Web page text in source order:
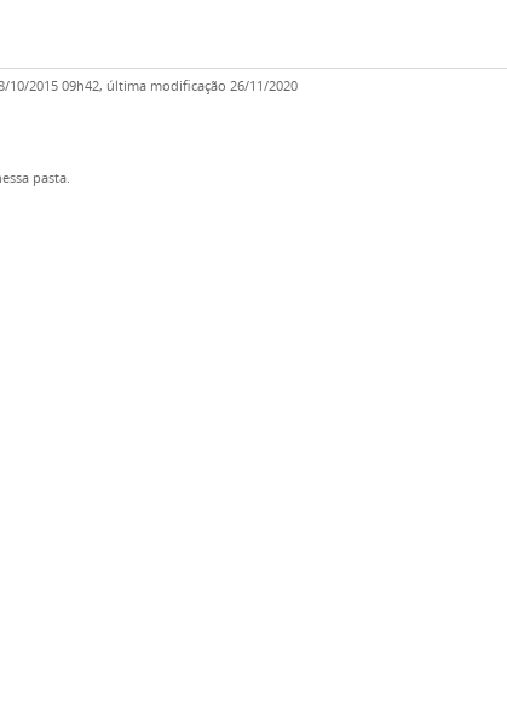
10/2015 09h42, última modificação 26/11/2020
pasta.